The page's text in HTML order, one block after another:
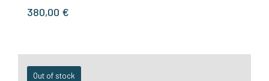
380,00 €
Out of stock